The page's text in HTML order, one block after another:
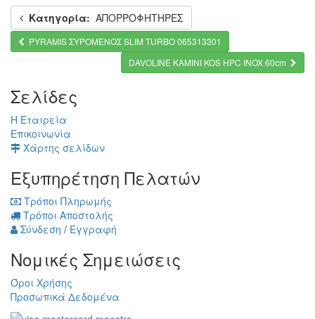
Κατηγορία: ΑΠΟΡΡΟΦΗΤΗΡΕΣ
PYRAMIS ΣΥΡΟΜΕΝΟΣ SLIM TURBO 065313301
DAVOLINE ΚΑΜΙΝΙ KOS HPC INOX 60cm
Σελίδες
Η Εταιρεία
Επικοινωνία
Χάρτης σελίδων
Εξυπηρέτηση Πελατών
Τρόποι Πληρωμής
Τρόποι Αποστολής
Σύνδεση / Εγγραφή
Νομικές Σημειώσεις
Όροι Χρήσης
Προσωπικά Δεδομένα